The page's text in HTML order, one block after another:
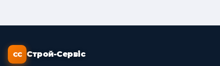
СС Строй-Сервіс